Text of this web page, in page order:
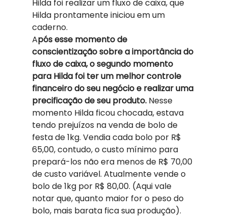
Hilda foi realizar um fluxo de caixa, que
Hilda prontamente iniciou em um
caderno.
Após esse momento de
conscientização sobre a importância do
fluxo de caixa, o segundo momento
para Hilda foi ter um melhor controle
financeiro do seu negócio e realizar uma
precificação de seu produto. Nesse
momento Hilda ficou chocada, estava
tendo prejuízos na venda de bolo de
festa de 1kg. Vendia cada bolo por R$
65,00, contudo, o custo mínimo para
prepará-los não era menos de R$ 70,00
de custo variável. Atualmente vende o
bolo de 1kg por R$ 80,00. (Aqui vale
notar que, quanto maior for o peso do
bolo, mais barata fica sua produção).